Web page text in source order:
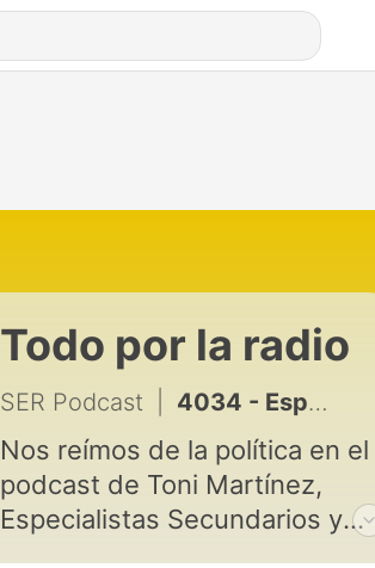
Todo por la radio
SER Podcast 4034 - Especialistas Secundarios | Hacer un broma telefónica avisando a la víctima no es buena idea
Nos reímos de la política en el
podcast de Toni Martínez,
Especialistas Secundarios y